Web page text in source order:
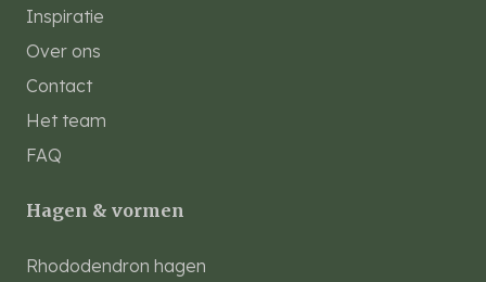
Inspiratie
Over ons
Contact
Het team
FAQ
Hagen & vormen
Rhododendron hagen